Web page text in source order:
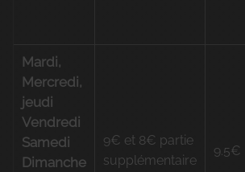
Mardi,
Mercredi,
jeudi
Vendredi
Samedi
Dimanche
9€ et 8€ partie
supplémentaire
9.5€